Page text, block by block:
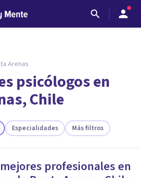
para encontrar el
preguntas y te ofreceremos
Arenas
psicólogos en
Chile
Especialidades Más filtros
profesionales en